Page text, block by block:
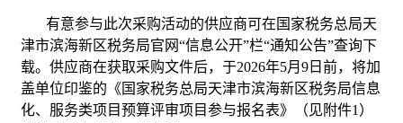
有意参与此次采购活动的供应商可在国家税务总局天
津市滨海新区税务局官网“信息公开”栏“通知公告”查询下
载。供应商在获取采购文件后，于2026年5月9日前，将加
盖单位印鉴的《国家税务总局天津市滨海新区税务局信息
化、服务类项目预算评审项目参与报名表》（见附件1）